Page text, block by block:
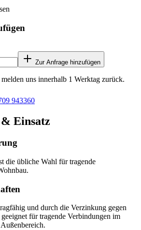
Zur Anfrage hinzufügen
uns innerhalb 1 Werktag zurück.
943360
Einsatz
die übliche Wahl für tragende
und durch die Verzinkung gegen
für tragende Verbindungen im